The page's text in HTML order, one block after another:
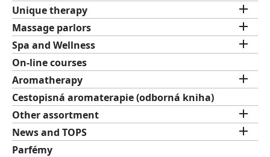
Unique therapy 
Massage parlors 
Spa and Wellness 
On-line courses
Aromatherapy

Cestopisná aromaterapie (odborná kniha)
Other assortment

News and TOPS 
Parfémy